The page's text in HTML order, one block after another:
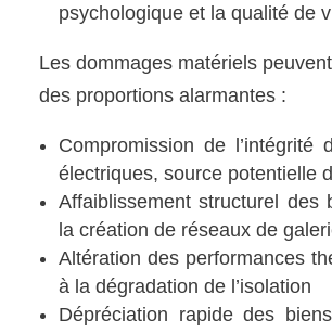
psychologique et la qualité de
Les dommages matériels
des proportions alarmantes :
Compromission de l’intégrité
électriques, source potentielle
Affaiblissement structurel des
la création de réseaux de
Altération des performances
à la dégradation de l’isolation
Dépréciation rapide des